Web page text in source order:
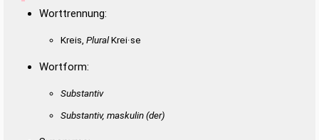
Worttrennung:
Kreis, PluralKrei·se
Wortform:
Substantiv
Substantiv, maskulin(der)